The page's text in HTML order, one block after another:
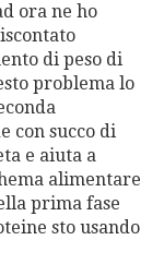
ora ne ho
di peso di
problema lo
con succo di
e aiuta a
alimentare
prima fase
sto usando